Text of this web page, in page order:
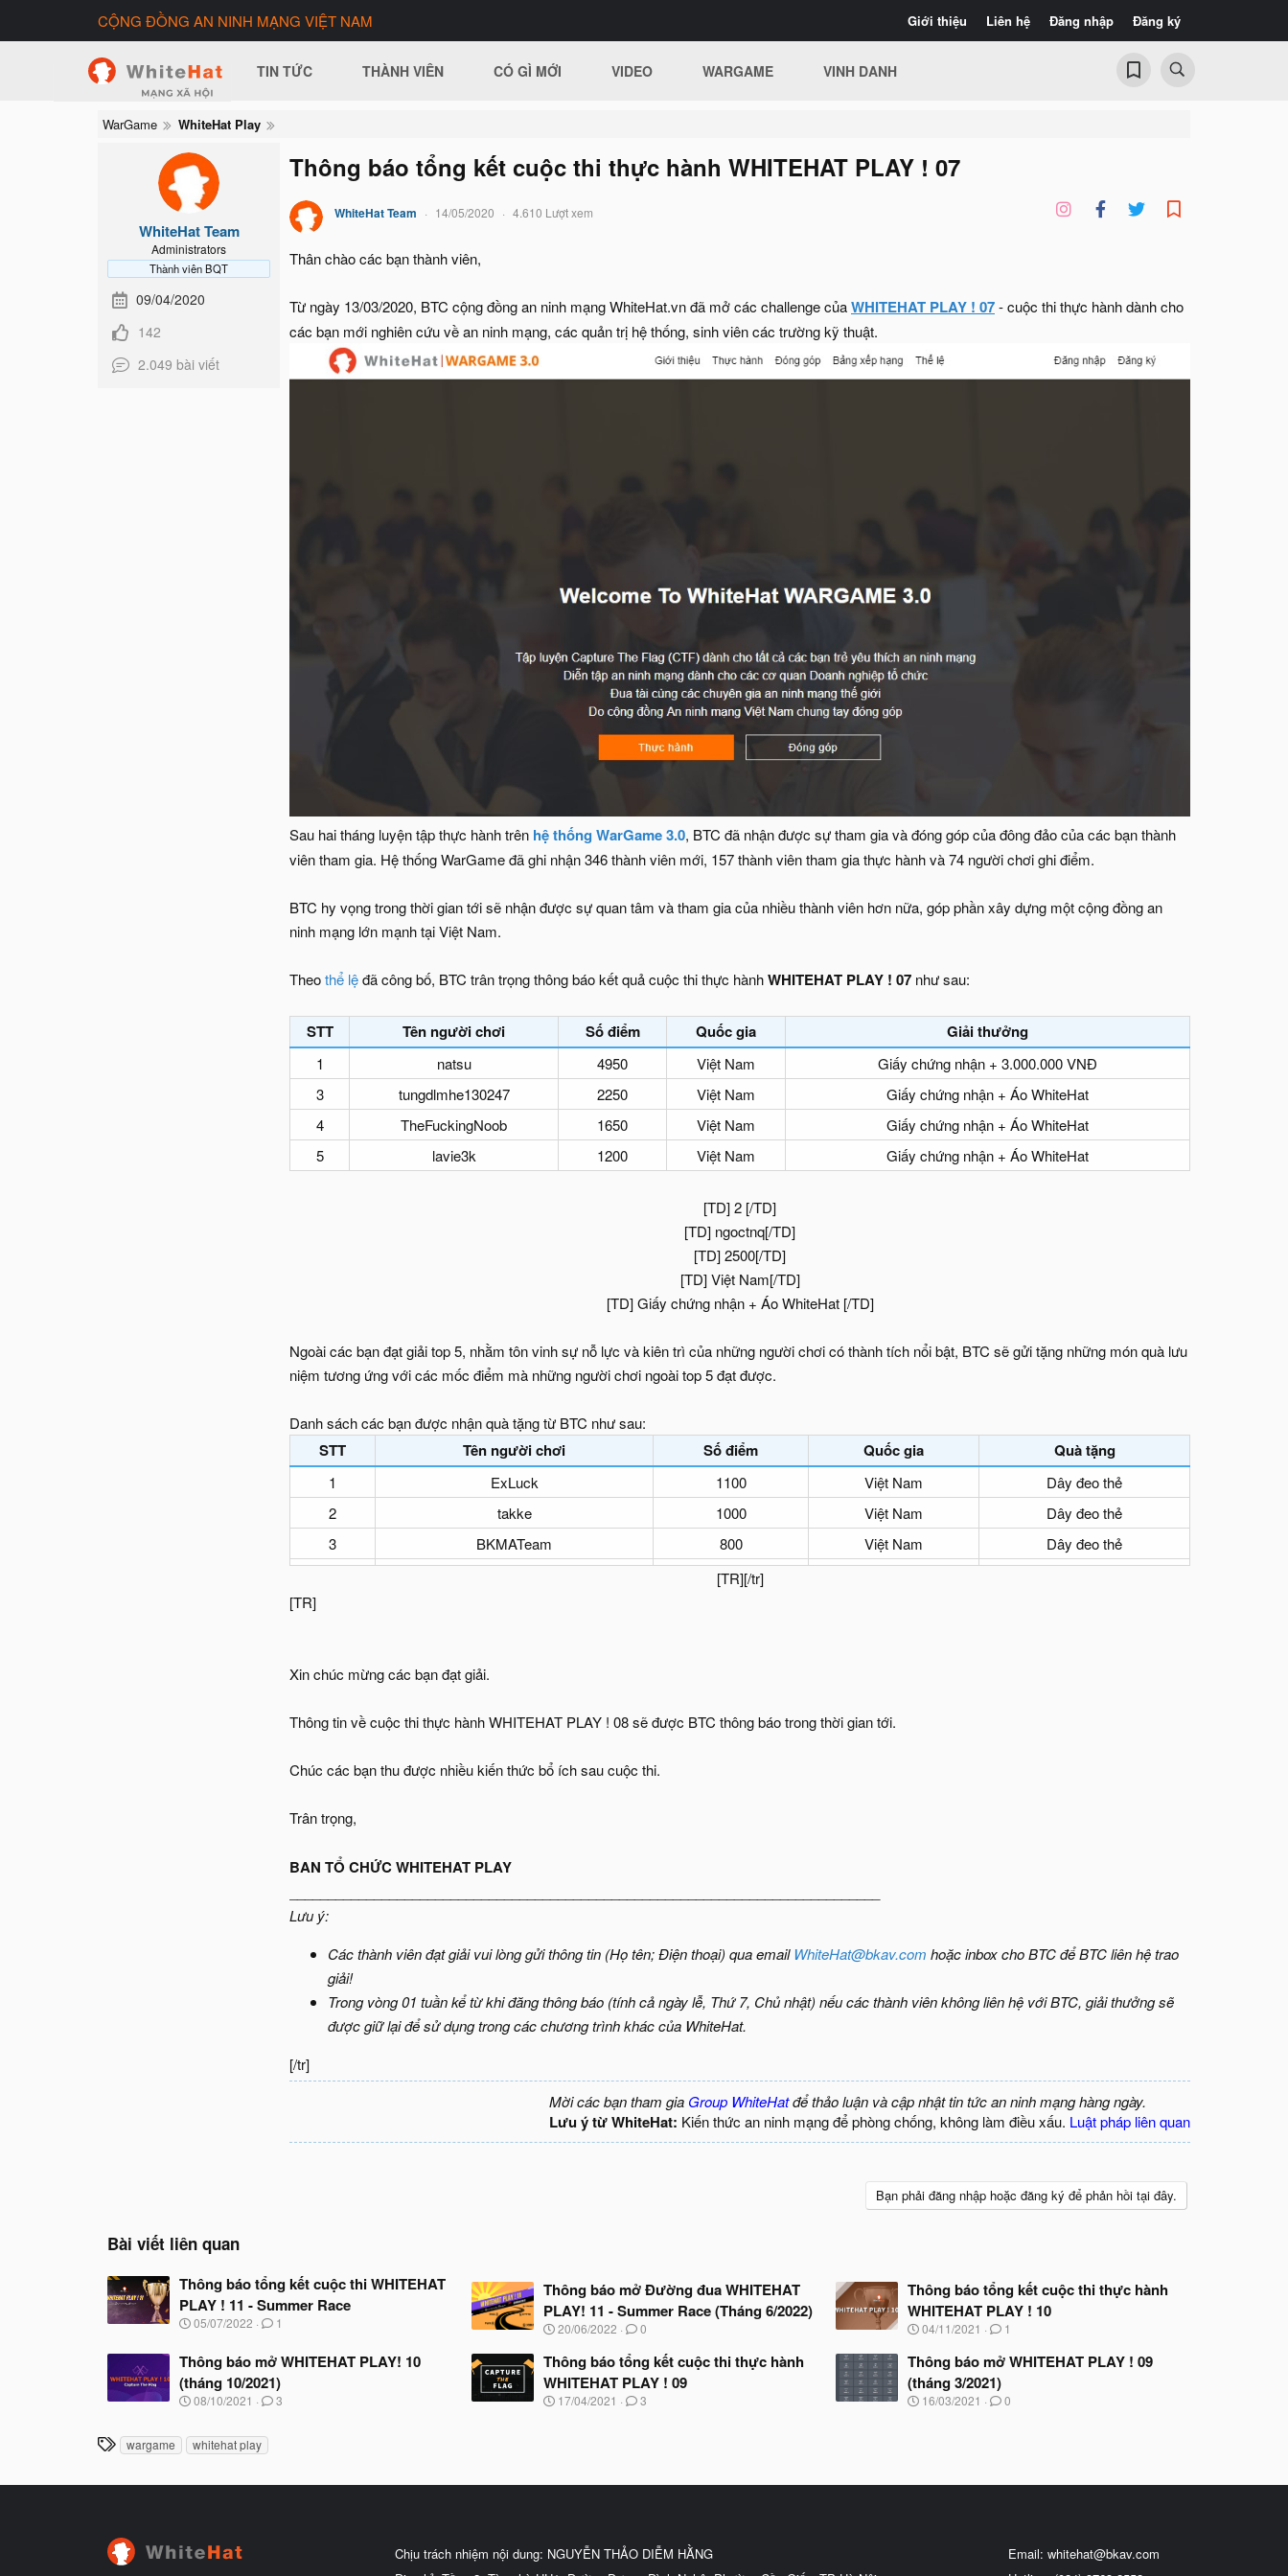
Giới thiệu Liên hệ Đăng nhập Đăng ký
CỘNG ĐỒNG AN NINH MẠNG VIỆT NAM
TIN TỨC THÀNH VIÊN CÓ GÌ MỚI VIDEO WARGAME VINH DANH
WarGame WhiteHat Play
WhiteHat Team
Administrators
Thành viên BQT
09/04/2020
142
2.049 bài viết
Thông báo tổng kết cuộc thi thực hành WHITEHAT PLAY ! 07
WhiteHat Team 14/05/2020 4.610 Lượt xem
Thân chào các bạn thành viên,
Từ ngày 13/03/2020, BTC cộng đồng an ninh mạng WhiteHat.vn đã mở các challenge củaWHITEHAT PLAY ! 07- cuộc thi thực hành dành cho
các bạn mới nghiên cứu về an ninh mạng, các quản trị hệ thống, sinh viên các trường kỹ thuật.
Sau hai tháng luyện tập thực hành trên hệ thống WarGame 3.0, BTC đã nhận được sự tham gia và đóng góp của đông đảo của các bạn thành
viên tham gia. Hệ thống WarGame đã ghi nhận 346 thành viên mới, 157 thành viên tham gia thực hành và 74 người chơi ghi điểm.
BTC hy vọng trong thời gian tới sẽ nhận được sự quan tâm và tham gia của nhiều thành viên hơn nữa, góp phần xây dựng một cộng đồng an
ninh mạng lớn mạnh tại Việt Nam.
Theothể lệđã công bố, BTC trân trọng thông báo kết quả cuộc thi thực hànhWHITEHAT PLAY ! 07 như sau:
STT Tên người chơi Số điểm Quốc gia Giải thưởng
1 natsu 4950 Việt Nam
Giấy chứng nhận + 3.000.000 VNĐ
3
tungdlmhe130247 2250 Việt Nam
Giấy chứng nhận + Áo WhiteHat
4
TheFuckingNoob 1650 Việt Nam
Giấy chứng nhận + Áo WhiteHat
5
lavie3k 1200 Việt Nam Giấy chứng nhận + Áo WhiteHat
[TD] 2 [/TD]
[TD] ngoctnq[/TD]
[TD] 2500[/TD]
[TD] Việt Nam[/TD]
[TD] Giấy chứng nhận + Áo WhiteHat [/TD]
Ngoài các bạn đạt giải top 5, nhằm tôn vinh sự nỗ lực và kiên trì của những người chơi có thành tích nổi bật, BTC sẽ gửi tặng những món quà lưu
niệm tương ứng với các mốc điểm mà những người chơi ngoài top 5 đạt được.
Danh sách các bạn được nhận quà tặng từ BTC như sau:
STT Tên người chơi Số điểm Quốc gia Quà tặng
1 ExLuck 1100 Việt Nam
Dây đeo thẻ
2
takke 1000 Việt Nam
Dây đeo thẻ
3
BKMATeam 800 Việt Nam
Dây đeo thẻ
[TR][/tr]​
[TR]
Xin chúc mừng các bạn đạt giải.
Thông tin về cuộc thi thực hành WHITEHAT PLAY ! 08 sẽ được BTC thông báo trong thời gian tới.
Chúc các bạn thu được nhiều kiến thức bổ ích sau cuộc thi.
Trân trọng,
BAN TỔ CHỨC WHITEHAT PLAY
Lưu ý:
Các thành viên đạt giải vui lòng gửi thông tin (Họ tên; Điện thoại) qua email WhiteHat@bkav.com hoặc inbox cho BTC để BTC liên hệ trao
giải!
Trong vòng 01 tuần kể từ khi đăng thông báo (tính cả ngày lễ, Thứ 7, Chủ nhật) nếu các thành viên không liên hệ với BTC, giải thưởng sẽ
được giữ lại để sử dụng trong các chương trình khác của WhiteHat.
[/tr]
Mời các bạn tham gia Group WhiteHatđể thảo luận và cập nhật tin tức an ninh mạng hàng ngày.
Lưu ý từ WhiteHat: Kiến thức an ninh mạng để phòng chống, không làm điều xấu. Luật pháp liên quan
Bạn phải đăng nhập hoặc đăng ký để phản hồi tại đây.
Bài viết liên quan
Thông báo tổng kết cuộc thi WHITEHAT
PLAY ! 11 - Summer Race
N
y
b
ắ
ầ
u
05/07/2022 1
Thông báo mở Đường đua WHITEHAT
PLAY! 11 - Summer Race (Tháng 6/2022)
N
à
b
ắ
20/06/2022 0
Thông báo tổng kết cuộc thi thực hành
WHITEHAT PLAY ! 10
N
à
b
ắ
04/11/2021 1
Thông báo mở WHITEHAT PLAY! 10
(tháng 10/2021)
N
y
08/10/2021 3
Thông báo tổng kết cuộc thi thực hành
WHITEHAT PLAY ! 09
N
17/04/2021 3
Thông báo mở WHITEHAT PLAY ! 09
(tháng 3/2021)
N
16/03/2021 0
T
ẻ
wargame whitehat play
Chịu trách nhiệm nội dung: NGUYỄN THẢO DIỄM HẰNG
Email: whitehat@bkav.com